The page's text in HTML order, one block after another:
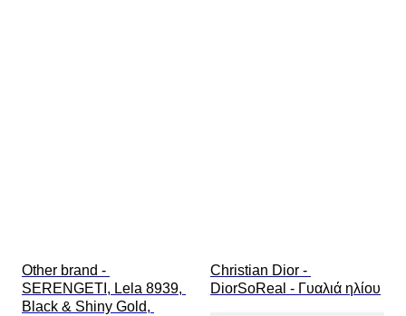
Other brand -
SERENGETI, Lela 8939,
Black & Shiny Gold,
Christian Dior -
DiorSoReal - Γυαλιά ηλίου